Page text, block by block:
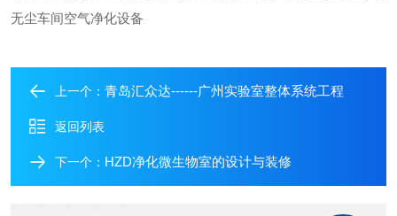
无尘车间空气净化设备
上一个： 青岛汇众达------广州实验室整体系统工程
返回列表
下一个： HZD净化微生物室的设计与装修